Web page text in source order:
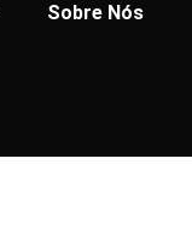
Sobre Nós